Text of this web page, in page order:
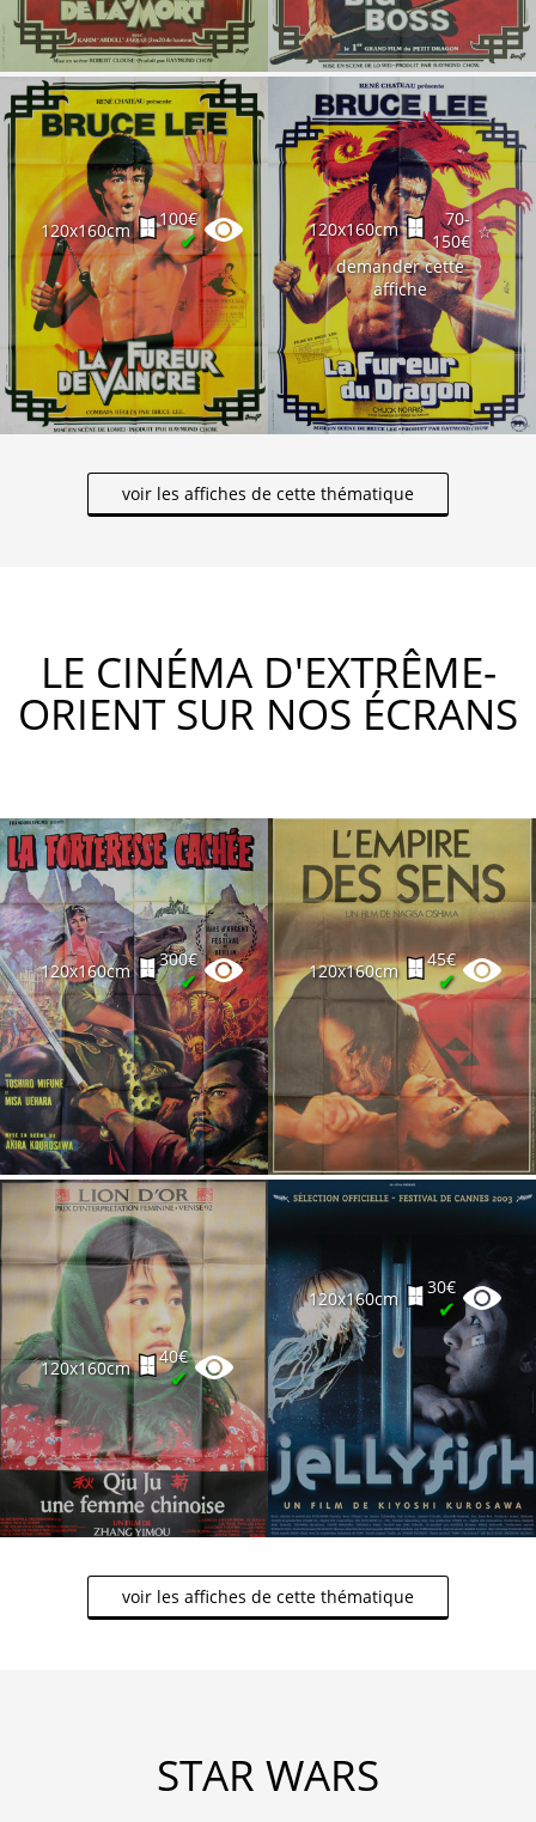
120x160cm
100€
✔ 120x160cm
70-
150€ ☆
demander cette
affiche
voir les affiches de cette thématique
LE CINÉMA D'EXTRÊME-
ORIENT SUR NOS ÉCRANS
120x160cm
300€
✔ 120x160cm
45€
✔
120x160cm
40€
✔
120x160cm
30€
✔
voir les affiches de cette thématique
STAR WARS